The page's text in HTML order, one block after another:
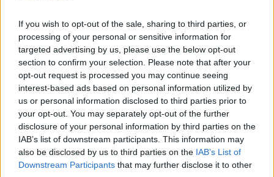
If you wish to opt-out of the sale, sharing to third parties, or
processing of your personal or sensitive information for
targeted advertising by us, please use the below opt-out
section to confirm your selection. Please note that after your
opt-out request is processed you may continue seeing
interest-based ads based on personal information utilized by
us or personal information disclosed to third parties prior to
your opt-out. You may separately opt-out of the further
disclosure of your personal information by third parties on the
IAB’s list of downstream participants. This information may
also be disclosed by us to third parties on the IAB’s List of
Downstream Participants that may further disclose it to other
31/07/2026 09:17